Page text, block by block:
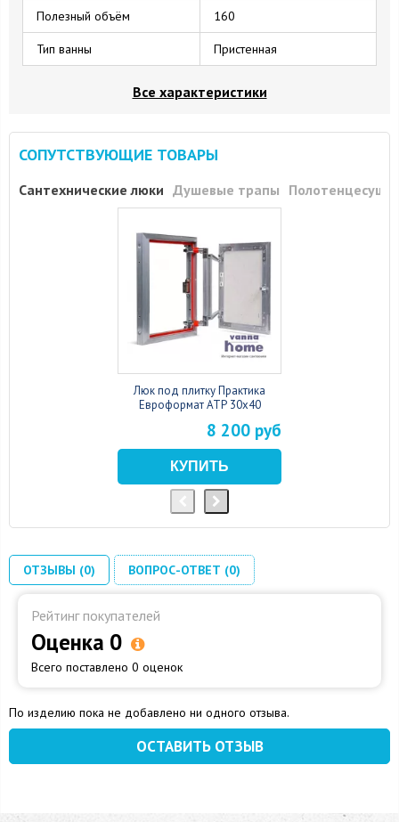
Полезный объём 160
Тип ванны Пристенная
Все характеристики
СОПУТСТВУЮЩИЕ ТОВАРЫ
Сантехнические люки Душевые трапы
Люк под плитку Практика
Евроформат АТР 30x40
8 200 руб
ОТЗЫВЫ (0) ВОПРОС-ОТВЕТ (0)
Рейтинг покупателей
Оценка 0
Всего поставлено 0 оценок
По изделию пока не добавлено ни одного отзыва.
ОСТАВИТЬ ОТЗЫВ